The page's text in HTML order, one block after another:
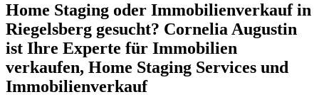
Home Staging oder Immobilienverkauf in
Riegelsberg gesucht? Cornelia Augustin
ist Ihre Experte für Immobilien
verkaufen, Home Staging Services und
Immobilienverkauf